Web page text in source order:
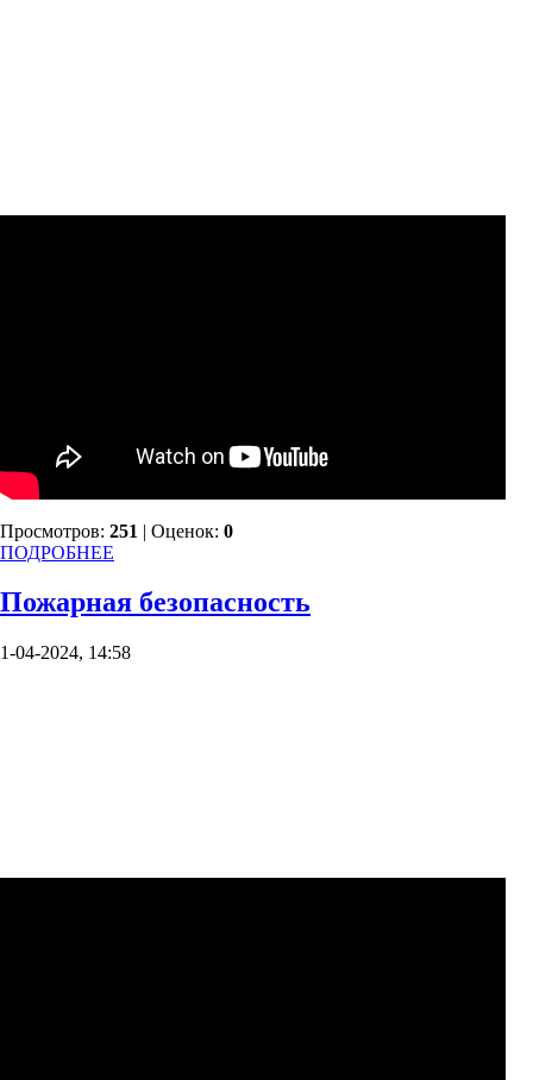
Просмотров: 251 | Оценок: 0
ПОДРОБНЕЕ
Пожарная безопасность
1-04-2024, 14:58